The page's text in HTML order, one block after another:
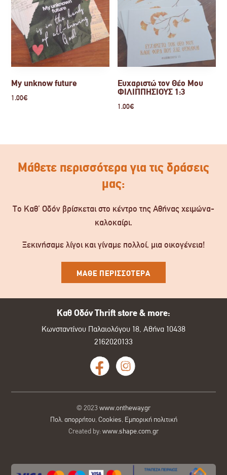
My unknow future
1.00€
Ευχαριστώ τον Θέο Μου
ΦΙΛΙΠΠΗΣΙΟΥΣ 1:3
1.00€
Μάθετε περισσότερα για τις δράσεις
μας:
Το Καθ’ Οδόν βρίσκεται στο κέντρο της Αθήνας χειμώνα-
καλοκαίρι.
Ξεκινήσαμε λίγοι και γίναμε πολλοί, μια οικογένεια!
ΜΑΘΕ ΠΕΡΙΣΣΟΤΕΡΑ
Καθ Οδόν Thrift store & more:
Κωνσταντίνου Παλαιολόγου 18, Αθήνα 10438
2162020133
© 2023 www.ontheway.gr
Πολ. απορρήτου,Cookies, Εμπορική πολιτική
Created by:www.shape.com.gr